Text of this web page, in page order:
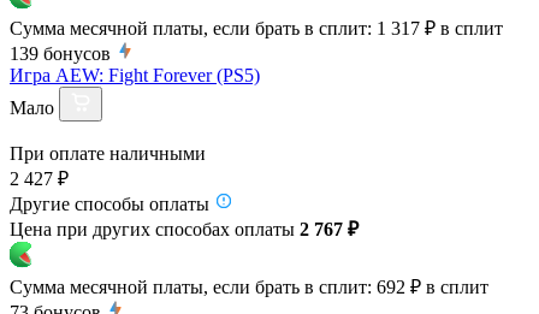
Сумма месячной платы, если брать в сплит: 1 317 ₽ в сплит
139 бонусов
Игра AEW: Fight Forever (PS5)
Мало
При оплате наличными
2 427 ₽
Другие способы оплаты
Цена при других способах оплаты 2 767 ₽
Сумма месячной платы, если брать в сплит: 692 ₽ в сплит